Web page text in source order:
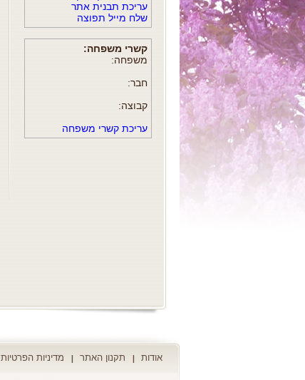
עריכת תבנית אתר
שלח מייל תפוצה
קשרי משפחה:
משפחה:
חבר:
קבוצה:
עריכת קשרי משפחה
אודות תקנון האתר מדיניות הפרטיות